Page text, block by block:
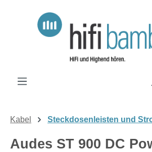
Zum Hauptinhalt springen
Kabel Steckdosenleisten und
Audes ST 900 DC